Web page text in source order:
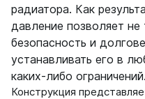
радиатора. Как
давление позволяет не
безопасность и
устанавливать его в
каких-либо ограничений.
Конструкция